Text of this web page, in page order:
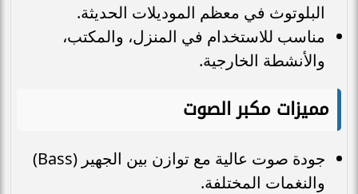
البلوتوث في معظم الموديلات الحديثة.
مناسب للاستخدام في المنزل، والمكتب،
والأنشطة الخارجية.
مميزات مكبر الصوت
جودة صوت عالية مع توازن بين الجهير (Bass)
والنغمات المختلفة.